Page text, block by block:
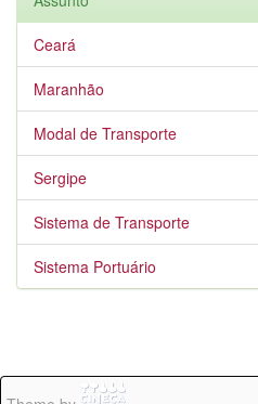
Ceará
Maranhão
Modal de Transporte
Sergipe
Sistema de Transporte
Sistema Portuário